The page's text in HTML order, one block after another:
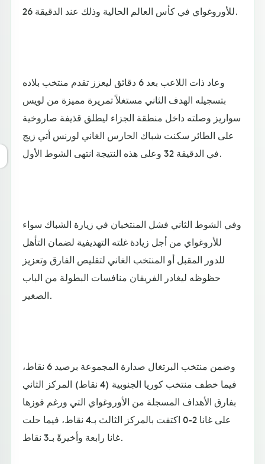
للأوروغواي في كأس العالم الحالية وذلك عند الدقيقة 26.
وعاد ذات اللاعب بعد 6 دقائق ليعزز تقدم منتخب بلاده
بتسجيله الهدف الثاني مستغلاً تمريرة مميزة من لويس
سواريز وصلته داخل منطقة الجزاء ليطلق قذيفة صاروخية
على الطائر سكنت شباك الحارس الغاني لورنس أتي زيج
في الدقيقة 32 وعلى هذه النتيجة انتهى الشوط الأول.
وفي الشوط الثاني فشل المنتخبان في زيارة الشباك سواء
للأروغواي من أجل زيادة غلته التهديفية لضمان التأهل
للدور المقبل أو المنتخب الغاني لتقليص الفارق وتعزيز
حظوظه ليغادر الفريقان منافسات البطولة من الباب
الصغير.
وضمن منتخب البرتغال صدارة المجموعة برصيد 6 نقاط،
فيما خطف منتخب كوريا الجنوبية (4 نقاط) المركز الثاني
بفارق الأهداف المسجلة من الأوروغواي التي ورغم فوزها
على غانا 2-0 اكتفت بالمركز الثالث بـ4 نقاط، فيما حلت
غانا رابعة وأخيرةً بـ3 نقاط.